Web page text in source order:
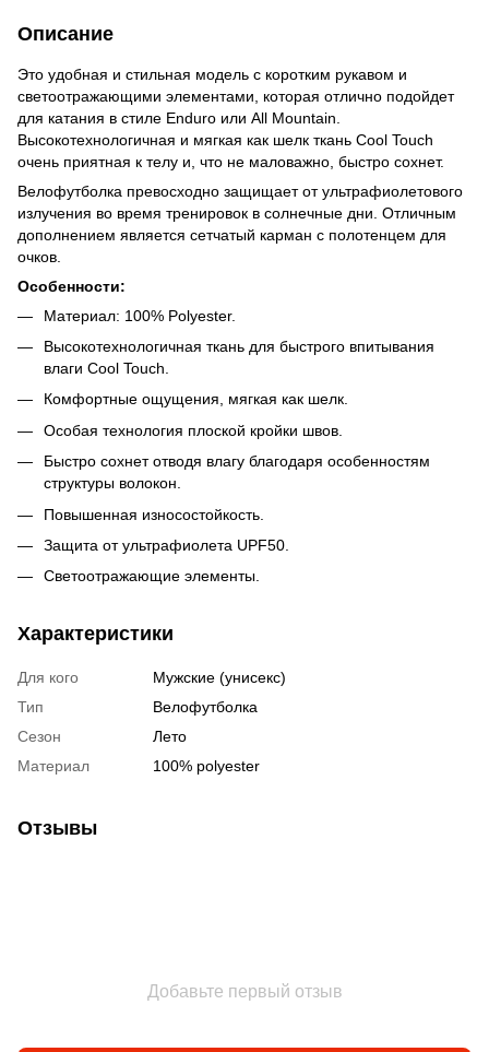
Описание
Это удобная и стильная модель с коротким рукавом и
светоотражающими элементами, которая отлично подойдет
для катания в стиле Enduro или All Mountain.
Высокотехнологичная и мягкая как шелк ткань Cool Touch
очень приятная к телу и, что не маловажно, быстро сохнет.
Велофутболка превосходно защищает от ультрафиолетового
излучения во время тренировок в солнечные дни. Отличным
дополнением является сетчатый карман с полотенцем для
очков.
Особенности:
Материал: 100% Polyester.
Высокотехнологичная ткань для быстрого впитывания
влаги Cool Touch.
Комфортные ощущения, мягкая как шелк.
Особая технология плоской кройки швов.
Быстро сохнет отводя влагу благодаря особенностям
структуры волокон.
Повышенная износостойкость.
Защита от ультрафиолета UPF50.
Светоотражающие элементы.
Характеристики
Для кого
Мужские (унисекс)
Тип
Велофутболка
Сезон
Лето
Материал
100% polyester
Отзывы
Добавьте первый отзыв